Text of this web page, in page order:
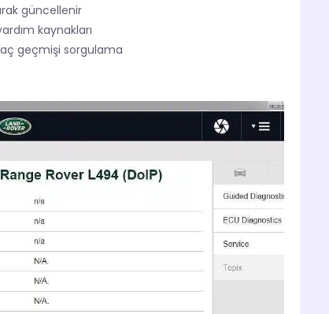
güncellenir
kaynakları
geçmişi sorgulama